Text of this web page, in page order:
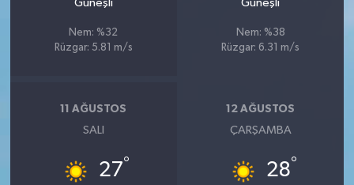
Güneşli
Nem: %32
Rüzgar: 5.81 m/s
Güneşli
Nem: %38
Rüzgar: 6.31 m/s
11 AĞUSTOS
SALI
27°
12 AĞUSTOS
ÇARŞAMBA
28°